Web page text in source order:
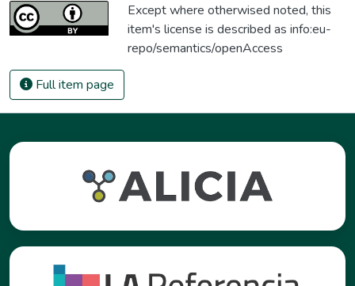
Except where otherwised noted, this
item's license is described as info:eu-
repo/semantics/openAccess
Full item page